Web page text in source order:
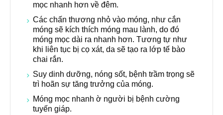
mọc nhanh hơn về đêm.
Các chấn thương nhỏ vào móng, như cắn
móng sẽ kích thích móng mau lành, do đó
móng mọc dài ra nhanh hơn. Tương tự như
khi liên tục bị cọ xát, da sẽ tạo ra lớp tế bào
chai rắn.
Suy dinh dưỡng, nóng sốt, bệnh trầm trọng sẽ
trì hoãn sự tăng trưởng của móng.
Móng mọc nhanh ờ người bị bệnh cường
tuyến giáp.